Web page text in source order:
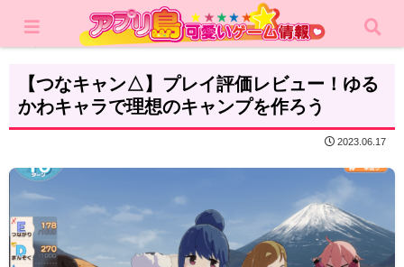
レビュー RPG
【つなキャン△】プレイ評価レビュー！ゆる
かわキャラで理想のキャンプを作ろう
2023.06.17